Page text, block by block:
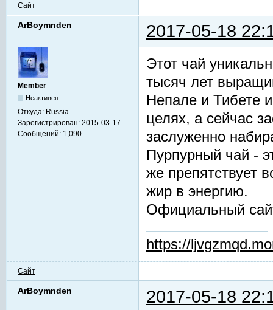
Сайт
ArBoymnden 2017-05-18
Member
Неактивен
Откуда: Russia
Зарегистрирован: 2015-03-17
Сообщений: 1,090
Этот чай
тысяч лет
Непале и Тибете
целях, а сейчас
заслуженно
Пурпурный чай -
же препятствует
жир в энергию.
Официальный
https://
Сайт
ArBoymnden 2017-05-18